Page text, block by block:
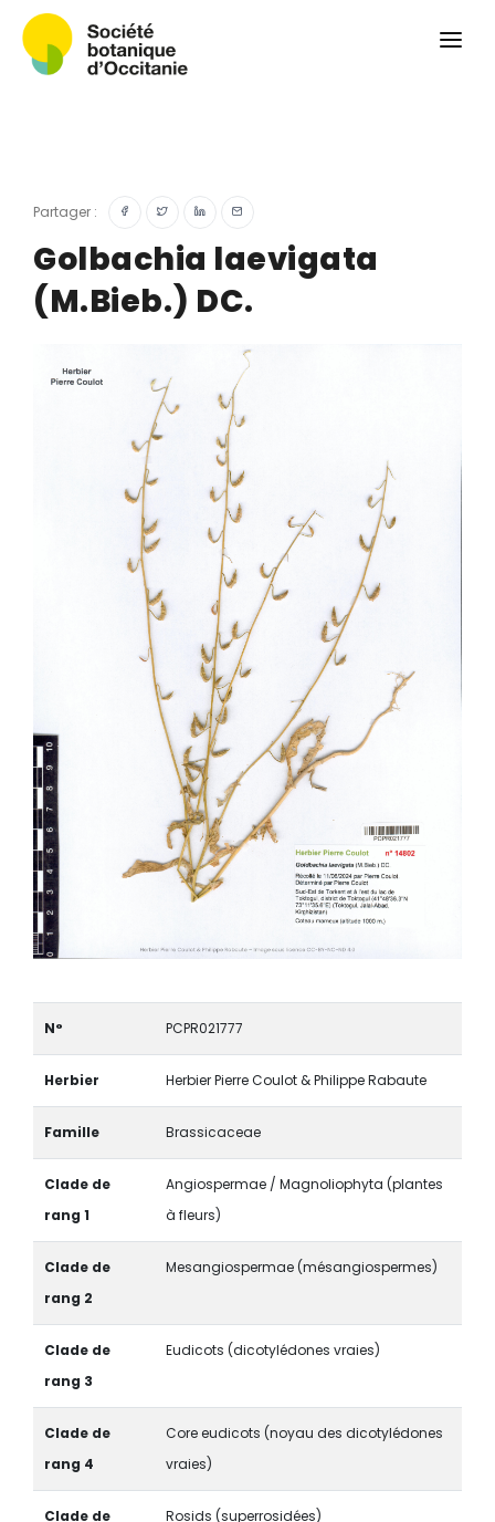
Herbier PCPR
Ressources
Contact
Partager :
Golbachia laevigata
(M.Bieb.) DC.
N° PCPR021777
Herbier Herbier Pierre Coulot & Philippe Rabaute
Famille Brassicaceae
Clade de
rang 1
Angiospermae / Magnoliophyta (plantes
à fleurs)
Clade de
rang 2
Mesangiospermae (mésangiospermes)
Clade de
rang 3
Eudicots (dicotylédones vraies)
Clade de
rang 4
Core eudicots (noyau des dicotylédones
vraies)
Clade de
Rosids (superrosidées)